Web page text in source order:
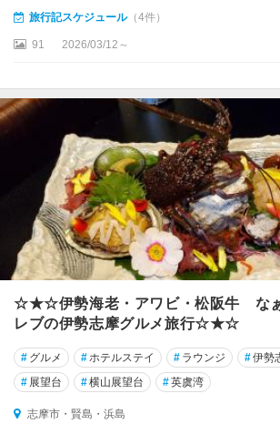
旅行記スケジュール（4件）
91 2026/03/12～
☆★☆伊勢海老・アワビ・松阪牛 なぁ
レブの伊勢志摩グルメ旅行☆★☆
# グルメ #ホテルステイ # ラウンジ #伊勢
# 展望台 #横山展望台 #英虞湾
志摩市・賢島・浜島